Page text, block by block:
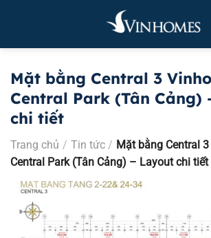
Mặt bằng Central 3
Central Park (Tân Cảng)
chi tiết
Trang chủ / Tin tức / Mặt bằng Central
Central Park (Tân Cảng) – Layout chi tiết